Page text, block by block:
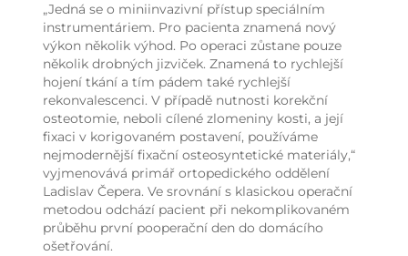
„Jedná se o miniinvazivní přístup speciálním
instrumentáriem. Pro pacienta znamená nový
výkon několik výhod. Po operaci zůstane pouze
několik drobných jizviček. Znamená to rychlejší
hojení tkání a tím pádem také rychlejší
rekonvalescenci. V případě nutnosti korekční
osteotomie, neboli cílené zlomeniny kosti, a její
fixaci v korigovaném postavení, používáme
nejmodernější fixační osteosyntetické materiály,“
vyjmenovává primář ortopedického oddělení
Ladislav Čepera. Ve srovnání s klasickou operační
metodou odchází pacient při nekomplikovaném
průběhu první pooperační den do domácího
ošetřování.